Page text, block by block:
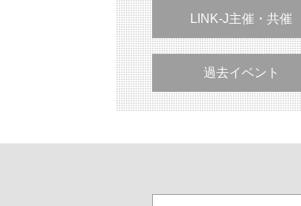
LINK-J主催・共催
過去イベント